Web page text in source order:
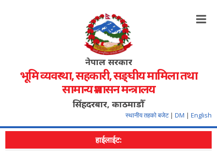
नेपाल सरकार
भूमि व्यवस्था, सहकारी, सङ्‍घीय मामिला तथा
सामान्य प्रशासन मन्त्रालय
सिंहदरबार, काठमाडौँ
स्थानीय तहको बजेट | DM | English
हाईलाईट: